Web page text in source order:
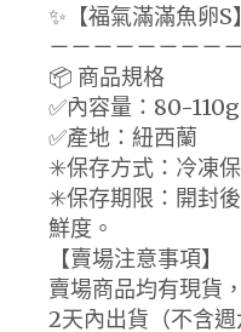
✨【福氣滿滿魚卵S
－－－－－－－－
📦 商品規格
✅內容量：80-
✅產地：紐西蘭
✳️保存方式：冷凍
✳️保存期限：開封
鮮度。
【賣場注意事項】
賣場商品均有現貨
2天內出貨（不含